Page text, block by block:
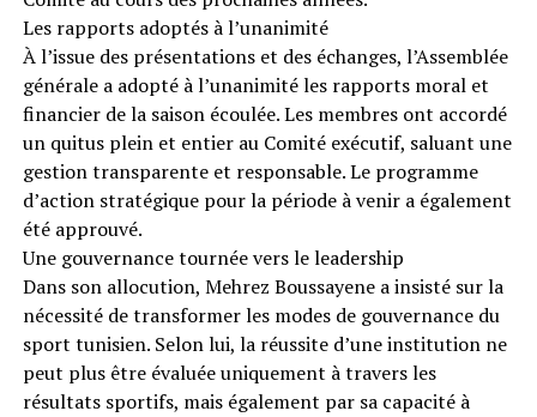
Les rapports adoptés à l’unanimité
À l’issue des présentations et des échanges, l’Assemblée
générale a adopté à l’unanimité les rapports moral et
financier de la saison écoulée. Les membres ont accordé
un quitus plein et entier au Comité exécutif, saluant une
gestion transparente et responsable. Le programme
d’action stratégique pour la période à venir a également
été approuvé.
Une gouvernance tournée vers le leadership
Dans son allocution, Mehrez Boussayene a insisté sur la
nécessité de transformer les modes de gouvernance du
sport tunisien. Selon lui, la réussite d’une institution ne
peut plus être évaluée uniquement à travers les
résultats sportifs, mais également par sa capacité à